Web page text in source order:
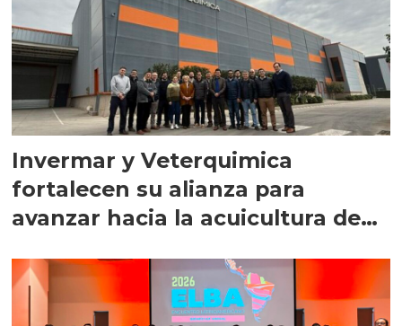
Invermar y Veterquimica
fortalecen su alianza para
avanzar hacia la acuicultura de